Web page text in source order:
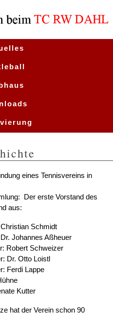
eines Tennisvereins in
Der erste Vorstand des
aus:
Schmidt
Johannes Aßheuer
Robert Schweizer
Dr. Otto Loistl
Ferdi Lappe
Kutter
hat der Verein schon 90